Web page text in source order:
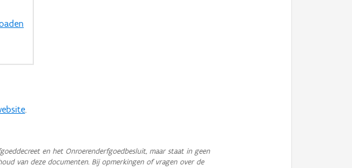
.
en het Onroerenderfgoedbesluit, maar staat in geen
van deze documenten. Bij opmerkingen of vragen over de